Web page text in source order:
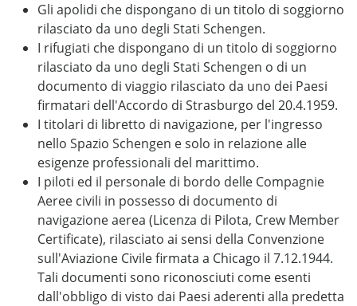
Gli apolidi che dispongano di un titolo di soggiorno
rilasciato da uno degli Stati Schengen.
I rifugiati che dispongano di un titolo di soggiorno
rilasciato da uno degli Stati Schengen o di un
documento di viaggio rilasciato da uno dei Paesi
firmatari dell'Accordo di Strasburgo del 20.4.1959.
I titolari di libretto di navigazione, per l'ingresso
nello Spazio Schengen e solo in relazione alle
esigenze professionali del marittimo.
I piloti ed il personale di bordo delle Compagnie
Aeree civili in possesso di documento di
navigazione aerea (Licenza di Pilota, Crew Member
Certificate), rilasciato ai sensi della Convenzione
sull'Aviazione Civile firmata a Chicago il 7.12.1944.
Tali documenti sono riconosciuti come esenti
dall'obbligo di visto dai Paesi aderenti alla predetta